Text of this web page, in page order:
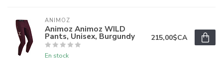
ANIMOZ
Animoz Animoz WILD
Pants, Unisex, Burgundy
En stock
215,00$CA